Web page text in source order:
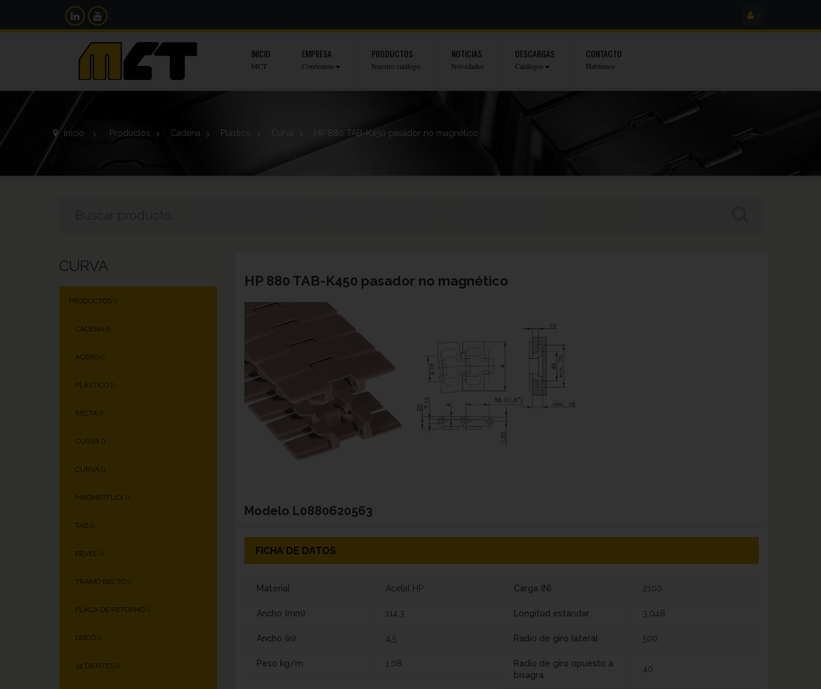
INICIO
MCT
EMPRESA
Conócenos
PRODUCTOS
Nuestro catálogo
NOTICIAS
Novedades
DESCARGAS
Catálogos
CONTACTO
Hablemos
Inicio > Productos > Cadena > Plástico > Curva > HP 880 TAB-K450 pasador no magnético
CURVA
PRODUCTOS ()
CADENA ()
ACERO ()
PLÁSTICO ()
RECTA ()
CURVA ()
CURVA ()
MAGNETFLEX ()
TAB ()
BEVEL ()
TRAMO RECTO ()
PLACA DE RETORNO ()
DISCO ()
32 DIENTES ()
HP 880 TAB-K450 pasador no magnético
Modelo L0880620563
FICHA DE DATOS
Material Acetal HP
Ancho (mm) 114,3
Ancho (in) 4,5
Peso kg/m 1,08
Carga (N) 2100
Longitud estándar 3,048
Radio de giro lateral 500
Radio de giro opuesto a
bisagra
40